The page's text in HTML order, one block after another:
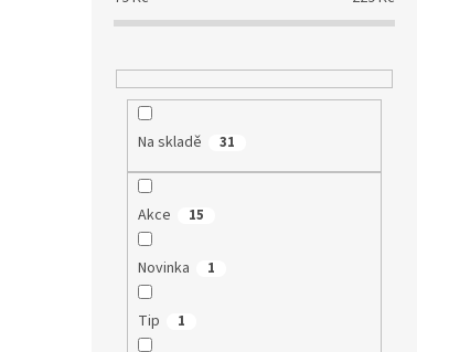
Na skladě 31
Akce 15
Novinka 1
Tip 1